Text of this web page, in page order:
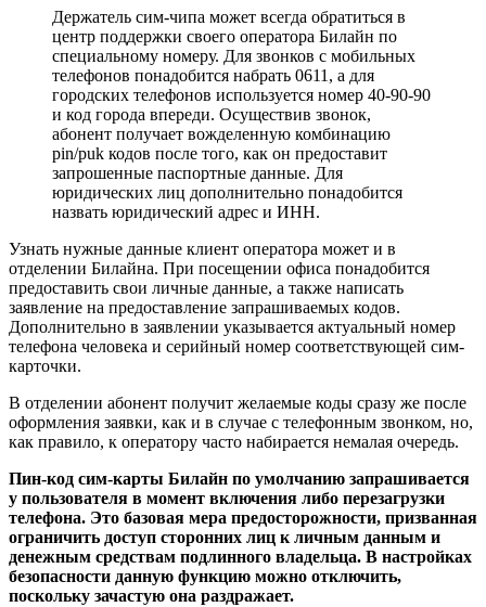
Держатель сим-чипа может всегда обратиться в
центр поддержки своего оператора Билайн по
специальному номеру. Для звонков с мобильных
телефонов понадобится набрать 0611, а для
городских телефонов используется номер 40-90-90
и код города впереди. Осуществив звонок,
абонент получает вожделенную комбинацию
pin/puk кодов после того, как он предоставит
запрошенные паспортные данные. Для
юридических лиц дополнительно понадобится
назвать юридический адрес и ИНН.
Узнать нужные данные клиент оператора может и в
отделении Билайна. При посещении офиса понадобится
предоставить свои личные данные, а также написать
заявление на предоставление запрашиваемых кодов.
Дополнительно в заявлении указывается актуальный номер
телефона человека и серийный номер соответствующей сим-
карточки.
В отделении абонент получит желаемые коды сразу же после
оформления заявки, как и в случае с телефонным звонком, но,
как правило, к оператору часто набирается немалая очередь.
Пин-код сим-карты Билайн по умолчанию запрашивается
у пользователя в момент включения либо перезагрузки
телефона. Это базовая мера предосторожности, призванная
ограничить доступ сторонних лиц к личным данным и
денежным средствам подлинного владельца. В настройках
безопасности данную функцию можно отключить,
поскольку зачастую она раздражает.